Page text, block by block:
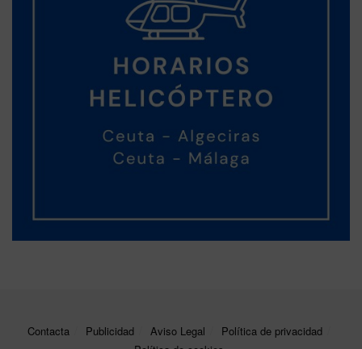
Contacta Publicidad Aviso Legal
Política de privacidad